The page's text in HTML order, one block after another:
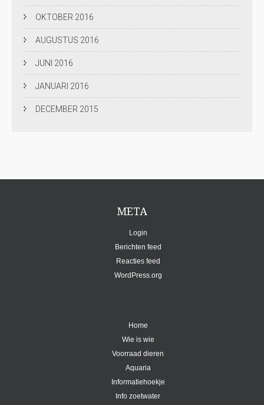
OKTOBER 2016
AUGUSTUS 2016
JUNI 2016
JANUARI 2016
DECEMBER 2015
META
Login
Berichten feed
Reacties feed
WordPress.org
Home
Wie is wie
Voorraad dieren
Aquaria
Informatiehoekje
Info zoetwater